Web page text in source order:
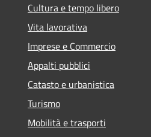
Cultura e tempo libero
Vita lavorativa
Imprese e Commercio
Appalti pubblici
Catasto e urbanistica
Turismo
Mobilità e trasporti